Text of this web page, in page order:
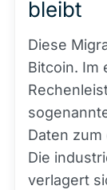
bleibt
Diese
Bitcoin. Im
Daten
Die
verlagert